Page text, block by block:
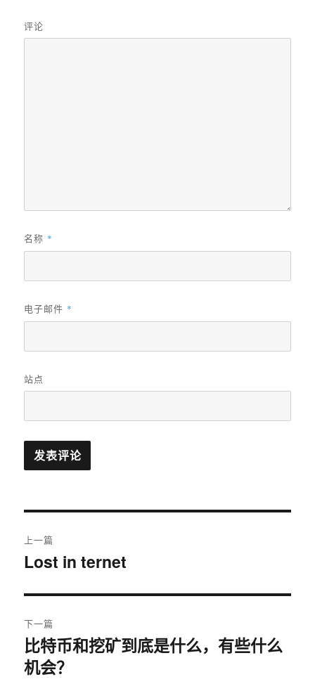
评论
名称 *
电子邮件 *
站点
章
航
上一篇
上
文
章：
Lost in ternet
下一篇
下
篇
比特币和挖矿到底是什么，有些什么
机会？